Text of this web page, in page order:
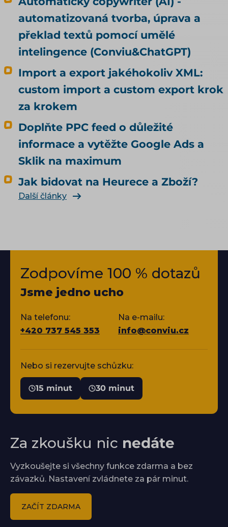
automatizovaná tvorba, úprava a
překlad textů pomocí umělé
intelingence (Conviu&ChatGPT)
Import a export jakéhokoliv XML:
custom import a custom export krok
za krokem
Doplňte PPC feed o důležité
informace a vytěžte Google Ads a
Sklik na maximum
Jak bidovat na Heurece a Zboží?
Další články
Zodpovíme 100 % dotazů
Jsme jedno ucho
Na telefonu:
+420 737 545 353
Na e-mailu:
info@conviu.cz
Nebo si rezervujte schůzku:
15 minut 30 minut
Za zkoušku nic nedáte
Vyzkoušejte si všechny funkce zdarma a bez
závazků. Nastavení zvládnete za pár minut.
ZAČÍT ZDARMA